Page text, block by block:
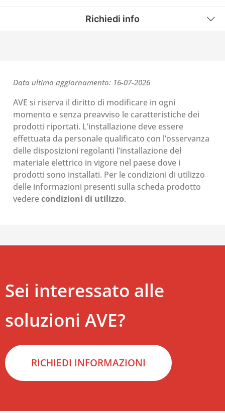
Richiedi info
Data ultimo aggiornamento: 16-07-2026
AVE si riserva il diritto di modificare in ogni
momento e senza preavviso le caratteristiche dei
prodotti riportati. L’installazione deve essere
effettuata da personale qualificato con l’osservanza
delle disposizioni regolanti l’installazione del
materiale elettrico in vigore nel paese dove i
prodotti sono installati. Per le condizioni di utilizzo
delle informazioni presenti sulla scheda prodotto
vederecondizioni di utilizzo.
Sei interessato alle
soluzioni AVE?
RICHIEDI INFORMAZIONI